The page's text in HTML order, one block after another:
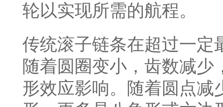
轮以实现所需的航程。
传统滚子链条在超过一定
随着圆圈变小，齿数减
形效应影响。随着圆点减